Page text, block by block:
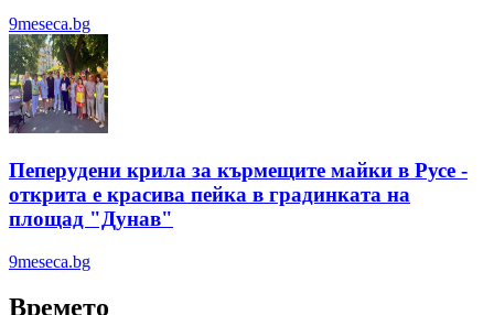
9meseca.bg
Пеперудени крила за кърмещите майки в Русе -
открита е красива пейка в градинката на
площад "Дунав"
9meseca.bg
Времето